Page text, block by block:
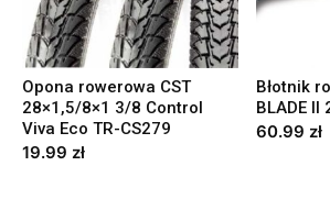
Opona rowerowa CST
28×1,5/8×1 3/8 Control
Viva Eco TR-CS279
19.99 zł
Błotnik
BLADE II
60.99zł